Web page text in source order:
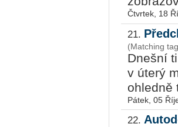
Čtvrtek, 18
21.
(Matching
Dnešní
v úterý
ohledně
Pátek, 05
22.